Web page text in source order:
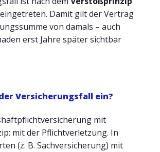
Damit gilt der Vertrag
von damals – auch
erst Jahre später sichtbar
Versicherungsfall ein?
mit
mit der Pflichtverletzung. In
(z. B. Sachversicherung) mit